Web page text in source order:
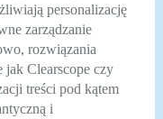
personalizację
zarządzanie
rozwiązania
jak Clearscope czy
treści pod kątem
i